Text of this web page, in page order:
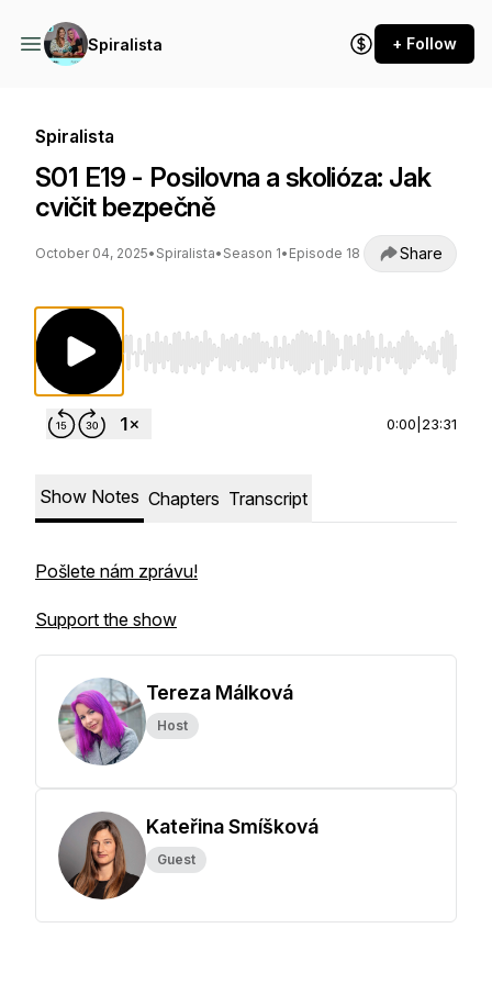
Spiralista + Follow
Spiralista
S01 E19 - Posilovna a skolióza: Jak
cvičit bezpečně
October 04, 2025• Spiralista• Season 1• Episode 18 Share
Use Left/Right to seek, Home/End to jump
0:00 23:31
Show Notes Chapters Transcript
Pošlete nám zprávu!
Support the show
Tereza Málková
Host
Kateřina Smíšková
Guest